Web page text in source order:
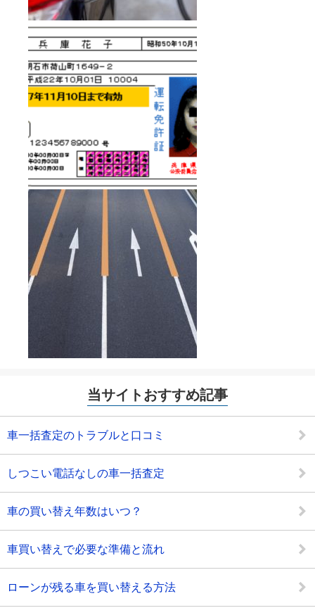
当サイトおすすめ記事
車一括査定のトラブルと口コミ
しつこい電話なしの車一括査定
車の買い替え年数はいつ？
車買い替えで必要な準備と流れ
ローンが残る車を買い替える方法